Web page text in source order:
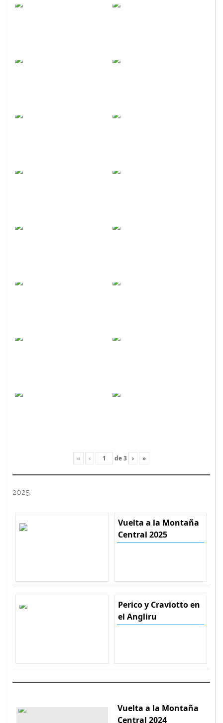
« ‹ de3 › »
2025
Vuelta a la Montaña
Central 2025
Perico y Craviotto en
el Angliru
Vuelta a la Montaña
Central 2024